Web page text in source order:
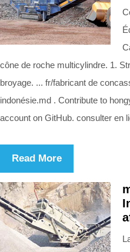
cône de roche multicylindre. 1.
broyage. ... fr/fabricant de
indonésie.md . Contribute to
account on GitHub. consulter en
Read More